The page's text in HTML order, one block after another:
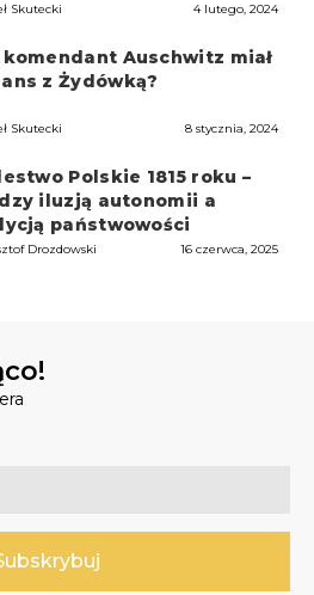
Skutecki 4 lutego, 2024
komendant Auschwitz miał
z Żydówką?
Skutecki 8 stycznia, 2024
Polskie 1815 roku –
iluzją autonomii a
państwowości
Drozdowski 16 czerwca, 2025